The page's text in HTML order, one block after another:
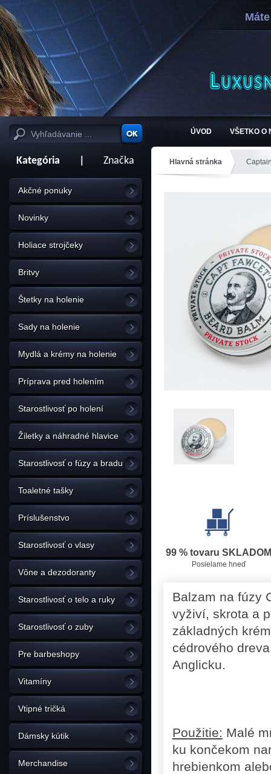
ÚVOD VŠETKO O
Kategória Značka
Akčné ponuky
Novinky
Holiace strojčeky
Britvy
Štetky na holenie
Sady na holenie
Mydlá a krémy na holenie
Príprava pred holením
Starostlivosť po holení
Žiletky a náhradné hlavice
Starostlivosť o fúzy a bradu
Toaletné tašky
Príslušenstvo
Starostlivosť o vlasy
Vône a dezodoranty
Starostlivosť o telo a ruky
Starostlivosť o zuby
Pre barbeshopy
Vitamíny
Vtipné tričká
Dámsky kútik
Merchandise
Hlavná stránka
99 % tovaru SKLADOM
Posielame hneď
Balzam na fúzy
vyživí, skrota a
základných
cédrového
Anglicku.
Použitie: Malé
ku končekom
hrebienkom